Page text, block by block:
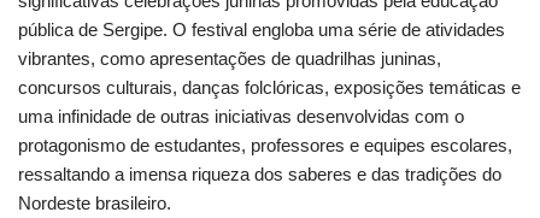
pública de Sergipe. O festival engloba uma série de atividades
vibrantes, como apresentações de quadrilhas juninas,
concursos culturais, danças folclóricas, exposições temáticas e
uma infinidade de outras iniciativas desenvolvidas com o
protagonismo de estudantes, professores e equipes escolares,
ressaltando a imensa riqueza dos saberes e das tradições do
Nordeste brasileiro.